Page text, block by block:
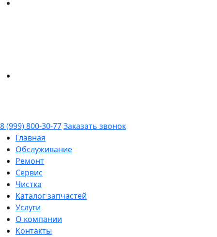
8 (999) 800-30-77Заказать звонок
Главная
Обслуживание
Ремонт
Сервис
Чистка
Каталог запчастей
Услуги
О компании
Контакты